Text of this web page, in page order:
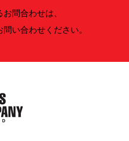
問合わせは、
い合わせください。